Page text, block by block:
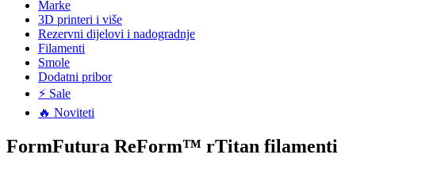
Marke
3D printeri i više
Rezervni dijelovi i nadogradnje
Filamenti
Smole
Dodatni pribor
⚡ Sale
🔥 Noviteti
FormFutura ReForm™ rTitan filamenti